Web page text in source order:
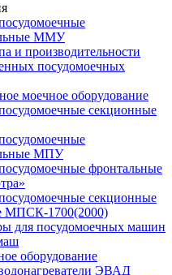
ММУ
и производительности
посудомоечных
моечное оборудование
секционные
МПУ
фронтальные
секционные
МПСК-1700(2000)
для посудомоечных машин
оборудование
ЭВАД